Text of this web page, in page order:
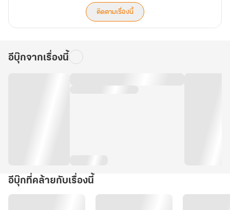
ติดตามเรื่องนี้
อีบุ๊กจากเรื่องนี้
อีบุ๊กที่คล้ายกับเรื่องนี้